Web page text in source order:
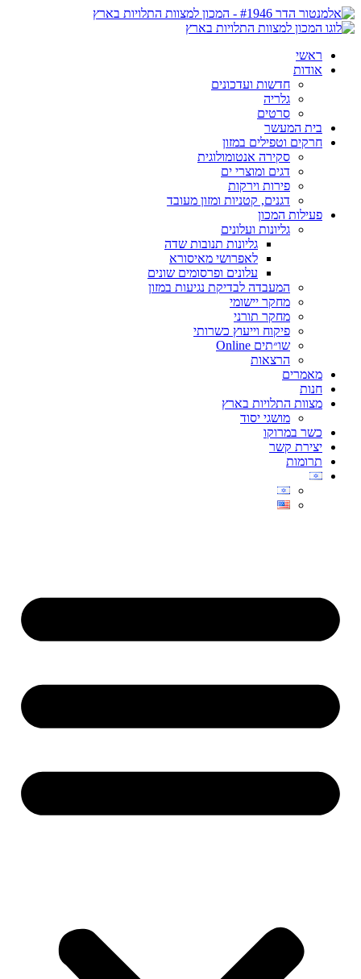
ראשי
אודות
חדשות ועדכונים
גלריה
סרטים
בית המעשר
חרקים וטפילים במזון
סקירה אנטומולוגית
דגים ומוצרי ים
פירות וירקות
דגנים, קטניות ומזון מעובד
פעילות המכון
גליונות ועלונים
גליונות תנובות שדה
לאפרושי מאיסורא
עלונים ופרסומים שונים
המעבדה לבדיקת נגיעות במזון
מחקר יישומי
מחקר תורני
פיקוח וייעוץ כשרותי
שו״תים Online
הרצאות
מאמרים
חנות
מצוות התלויות בארץ
מושגי יסוד
כשר במרוקו
יצירת קשר
תרומות